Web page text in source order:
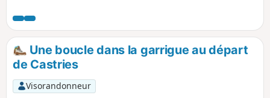
Source de Fontgrand située à 6km du village Le marquis
René Gaspard de la Croix fit appel à Pierre Paul Riquet, qui
est également le constructeur du Canal du Midi, pour
construire cet ouvrage hydraulique
Une boucle dans la garrigue au départ
de Castries
Visorandonneur